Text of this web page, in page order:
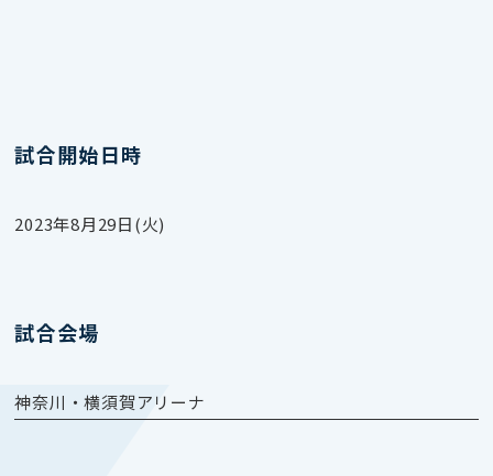
試合開始日時
2023年8月29日(火)
試合会場
神奈川・横須賀アリーナ